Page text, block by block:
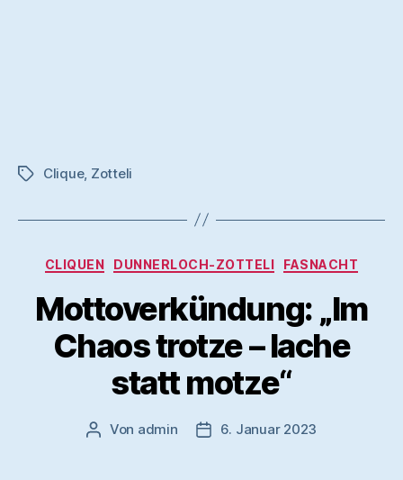
Schlagwörter
Clique, Zotteli
Kategorien
CLIQUEN DUNNERLOCH-ZOTTELI FASNACHT
Mottoverkündung: „Im
Chaos trotze – lache
statt motze“
Beitragsautor
Von admin Veröffentlichungsdatum
6. Januar 2023